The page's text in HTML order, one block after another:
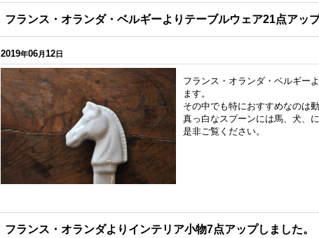
フランス・オランダ・ベルギーよりテーブルウェア21点アッ
2019年06月12日
フランス・オランダ・ベルギー
ます。
その中でも特におすすめなのは
真っ白なスプーンには馬、犬、
是非ご覧ください。
フランス・オランダよりインテリア小物7点アップしました。